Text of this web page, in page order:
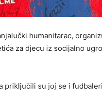
humanitarac,
za djecu iz socijalno
priključili su joj se i